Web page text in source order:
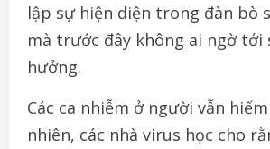
lập sự hiện diện trong đàn bò
mà trước đây không ai ngờ tới
hưởng.
Các ca nhiễm ở người vẫn
nhiên, các nhà virus học cho